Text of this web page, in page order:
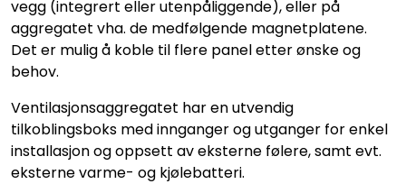
vegg (integrert eller utenpåliggende), eller på
aggregatet vha. de medfølgende magnetplatene.
Det er mulig å koble til flere panel etter ønske og
behov.
Ventilasjonsaggregatet har en utvendig
tilkoblingsboks med innganger og utganger for enkel
installasjon og oppsett av eksterne følere, samt evt.
eksterne varme- og kjølebatteri.